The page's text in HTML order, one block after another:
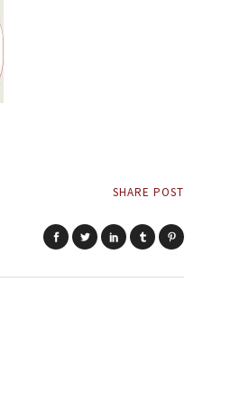
SHARE POST